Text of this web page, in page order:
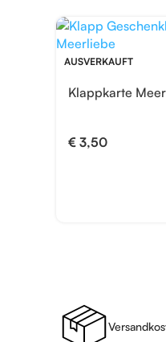
AUSVERKAUFT
Klappkarte
€ 3,50